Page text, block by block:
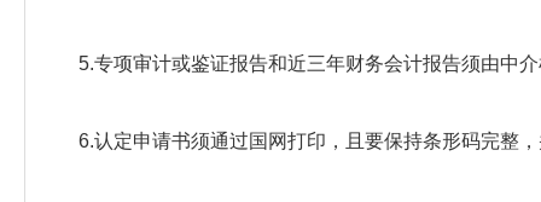
5.专项审计或鉴证报告和近三年财务会计报告须由中
6.认定申请书须通过国网打印，且要保持条形码完整